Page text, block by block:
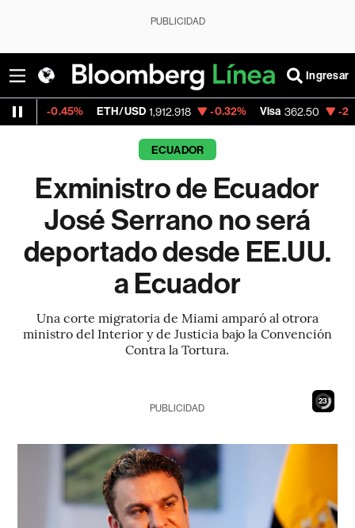
PUBLICIDAD
Ingresar
ETH/USD 1,912.918 -0.32% Visa 362.50 -2.15%
ECUADOR
Exministro de Ecuador
José Serrano no será
deportado desde EE.UU.
a Ecuador
Una corte migratoria de Miami amparó al otrora
ministro del Interior y de Justicia bajo la Convención
Contra la Tortura.
22
PUBLICIDAD